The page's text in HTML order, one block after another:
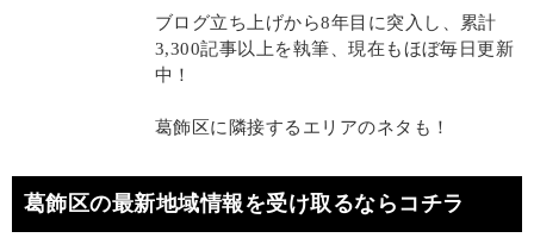
ブログ立ち上げから8年目に突入し、累計
3,300記事以上を執筆、現在もほぼ毎日更新
中！
葛飾区に隣接するエリアのネタも！
葛飾区の最新地域情報を受け取るならコチラ